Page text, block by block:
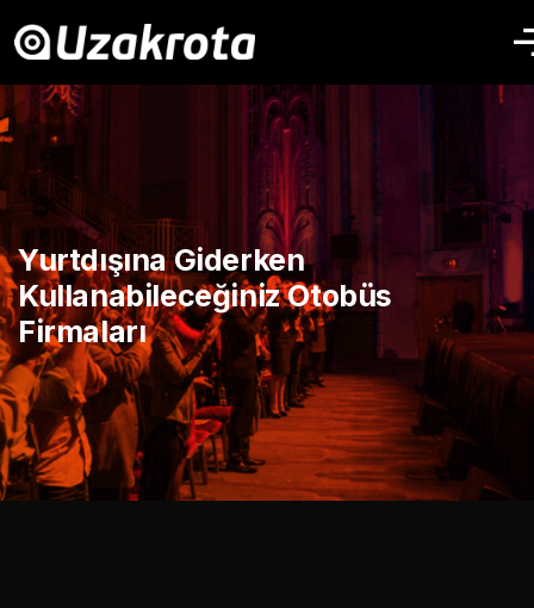
Yurtdışına Giderken
Kullanabileceğiniz Otobüs
Firmaları